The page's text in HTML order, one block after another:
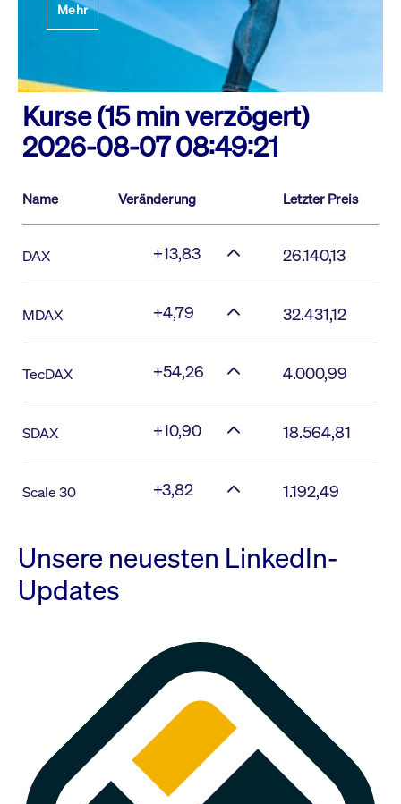
Mehr
Kurse (15 min verzögert)
2026-08-07 08:49:21
Name Veränderung Letzter Preis
DAX +13,83 26.140,13
MDAX +4,79 32.431,12
TecDAX +54,26 4.000,99
SDAX +10,90 18.564,81
Scale 30 +3,82 1.192,49
Unsere neuesten LinkedIn-
Updates